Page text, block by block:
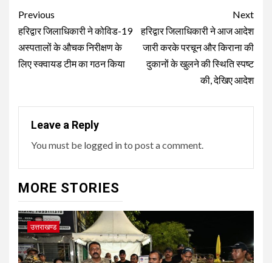
Post
navigation
Previous
हरिद्वार जिलाधिकारी ने कोविड-19
अस्पतालों के औचक निरीक्षण के
लिए स्क्वायड टीम का गठन किया
Next
हरिद्वार जिलाधिकारी ने आज आदेश
जारी करके परचून और किराना की
दुकानों के खुलने की स्थिति स्पष्ट
की, देखिए आदेश
Leave a Reply
You must be logged into post a comment.
MORE STORIES
उत्तराखण्ड